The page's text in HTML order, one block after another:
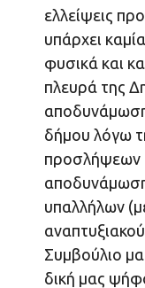
ελλείψεις
υπάρχει
φυσικά και
πλευρά της
αποδυνάμωση
δήμου λόγω
προσλήψεων
υπαλλήλων
Συμβούλιο
δική μας